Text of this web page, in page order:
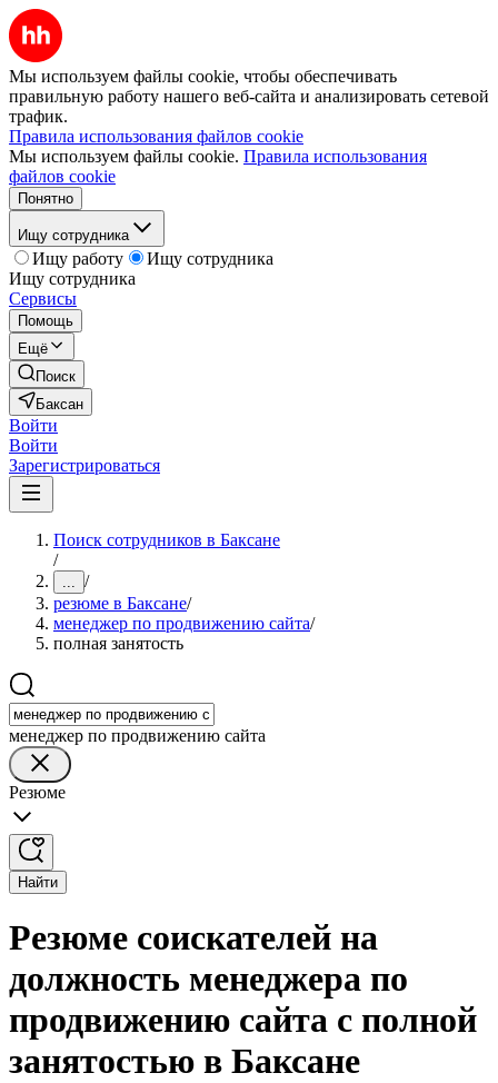
Мы используем файлы cookie, чтобы обеспечивать
правильную работу нашего веб-сайта и анализировать сетевой
трафик.
Правила использования файлов cookie
Мы используем файлы cookie. Правила использования
файлов cookie
Понятно
Ищу сотрудника
Ищу работу
Ищу сотрудника
Ищу сотрудника
Сервисы
Помощь
Ещё
Поиск
Баксан
Войти
Войти
Зарегистрироваться
Поиск сотрудников в Баксане
/
... /
резюме в Баксане/
менеджер по продвижению сайта/
полная занятость
менеджер по продвижению сайта
Резюме
Найти
Резюме соискателей на
должность менеджера по
продвижению сайта с полной
занятостью в Баксане